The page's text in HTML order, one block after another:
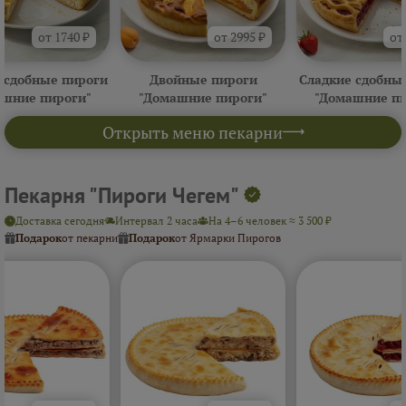
Открыть меню пекарни
от 1740 ₽
пироги
пироги"
от 2995 ₽
Двойные пироги
"Домашние пироги"
от
Сладкие
"Домашние
Пекарня "Пироги Чегем"
Доставка сегодня Интервал 2 часа
На 4–6 человек ≈ 3 500 ₽
Подарокот пекарни Подарокот Ярмарки Пирогов